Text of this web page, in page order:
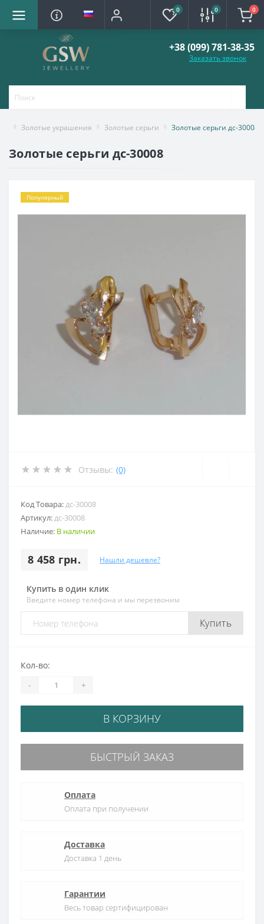
0 0 0
+38 (099) 781-38-35
Заказать звонок
Золотые украшения Золотые серьги Золотые серьги дс-30008
Золотые серьги дс-30008
Популярный
Отзывы: (0)
Код Товара:дс-30008
Артикул:дс-30008
Наличие: В наличии
8 458 грн. Нашли дешевле?
Купить в один клик
Введите номер телефона и мы перезвоним
Купить
Кол-во:
- +
В КОРЗИНУ
БЫСТРЫЙ ЗАКАЗ
Оплата
Оплата при получении
Доставка
Доставка 1 день
Гарантии
Весь товар сертифицирован